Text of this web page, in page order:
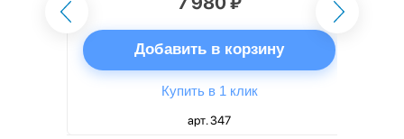
Добавить в корзину
Купить в 1 клик
арт. 347